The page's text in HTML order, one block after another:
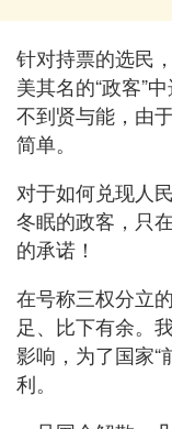
针对持票的选民
美其名的“政客”
不到贤与能，由
简单。
对于如何兑现人
冬眠的政客，只
的承诺！
在号称三权分立
足、比下有余。
影响，为了国家“
利。